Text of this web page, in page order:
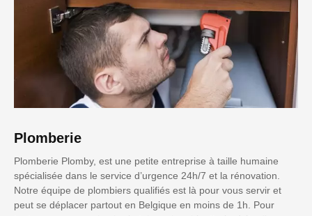
Plomberie
Plomberie Plomby, est une petite entreprise à taille humaine
spécialisée dans le service d’urgence 24h/7 et la rénovation.
Notre équipe de plombiers qualifiés est là pour vous servir et
peut se déplacer partout en Belgique en moins de 1h. Pour